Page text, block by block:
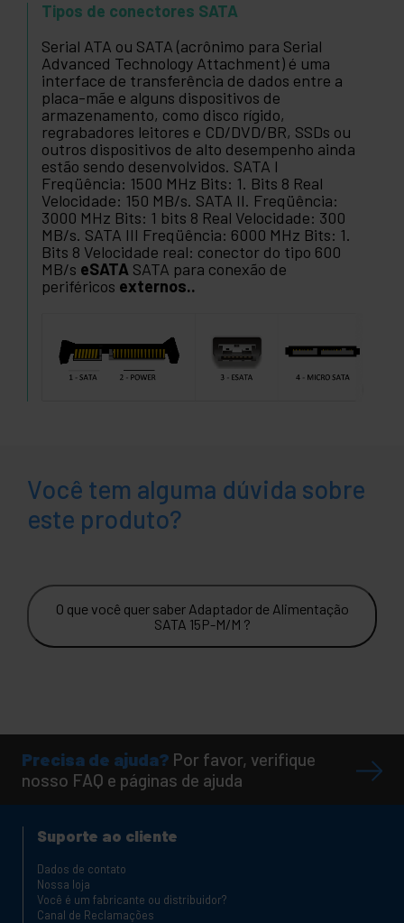
Tipos de conectores SATA
Serial ATA ou SATA (acrônimo para Serial
Advanced Technology Attachment) é uma
interface de transferência de dados entre a
placa-mãe e alguns dispositivos de
armazenamento, como disco rígido,
regrabadores leitores e CD/DVD/BR, SSDs ou
outros dispositivos de alto desempenho ainda
estão sendo desenvolvidos. SATA I
Freqüência: 1500 MHz Bits: 1. Bits 8 Real
Velocidade: 150 MB/s. SATA II. Freqüência:
3000 MHz Bits: 1 bits 8 Real Velocidade: 300
MB/s. SATA III Freqüência: 6000 MHz Bits: 1.
Bits 8 Velocidade real: conector do tipo 600
MB/s eSATA SATA para conexão de
periféricos externos..
Você tem alguma dúvida sobre
este produto?
O que você quer saber Adaptador de Alimentação
SATA 15P-M/M ?
Precisa de ajuda? Por favor, verifique
nosso FAQ e páginas de ajuda
Suporte ao cliente
Dados de contato
Nossa loja
Você é um fabricante ou distribuidor?
Canal de Reclamações